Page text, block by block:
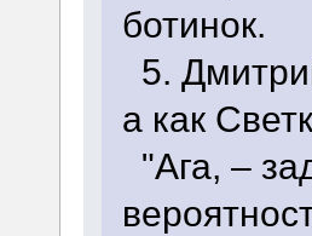
ботинок.
5.
а как
"Ага, –